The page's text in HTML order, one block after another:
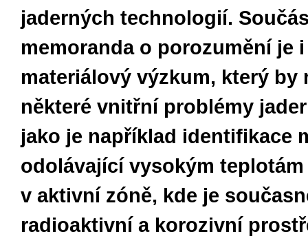
jaderných technologií.
memoranda o porozumění je i
materiálový výzkum, který by
některé vnitřní problémy
jako je například identifikace
odolávající vysokým teplotám
v aktivní zóně, kde je
radioaktivní a korozivní